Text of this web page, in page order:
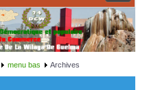
menu bas Archives